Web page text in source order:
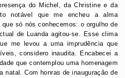
do Michel, da Christine e da
notável que me encheu a alma
só nós conhecemos: o orgulho de
de Luanda agitou-se. Esse clima
me levou a uma imprudência que
considero inaudita. Encabecei a
que contemplou uma homenagem
natal. Com honras de inauguração de